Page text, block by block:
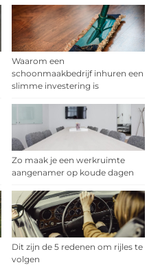
Waarom een
schoonmaakbedrijf inhuren een
slimme investering is
Zo maak je een werkruimte
aangenamer op koude dagen
Dit zijn de 5 redenen om rijles te
volgen